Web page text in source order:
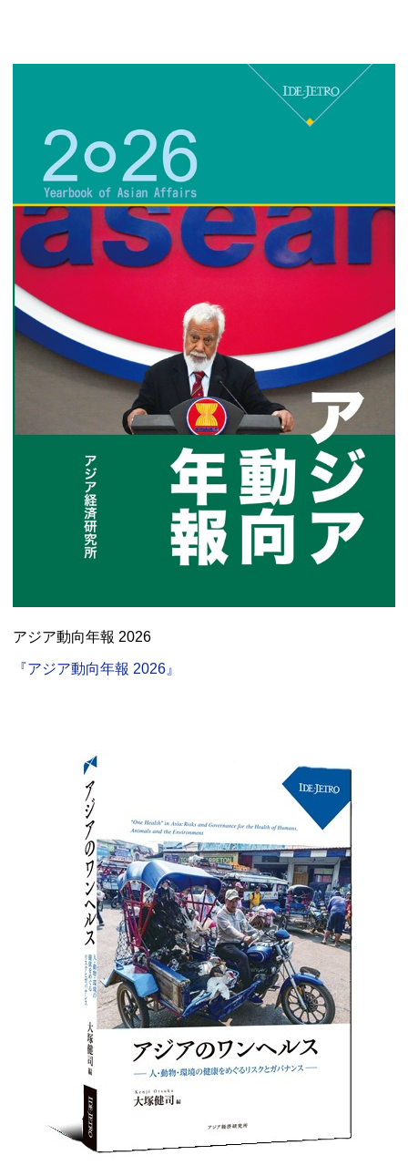
アジア動向年報 2026
『アジア動向年報 2026』